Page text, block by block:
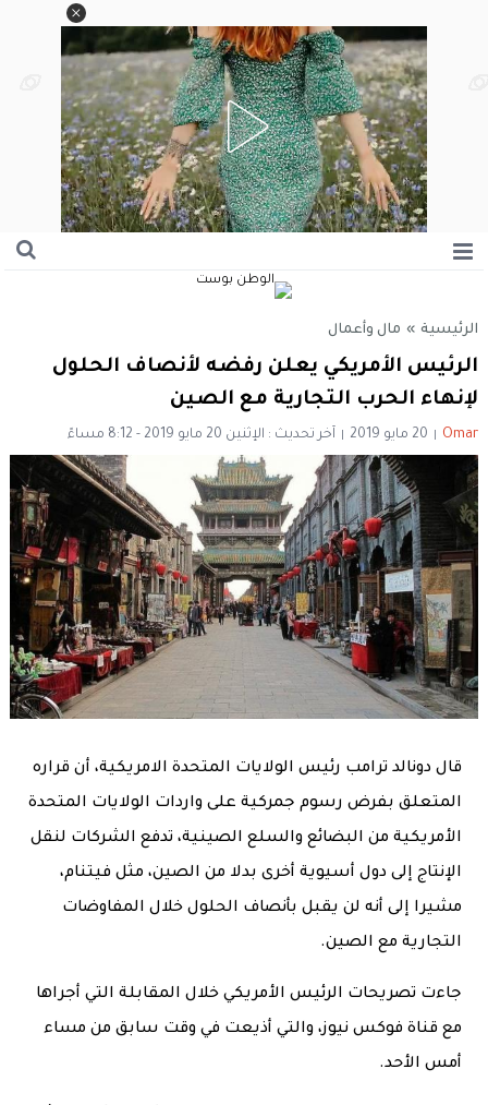
الرئيسية » مال وأعمال
الرئيس الأمريكي يعلن رفضه لأنصاف الحلول
لإنهاء الحرب التجارية مع الصين
Omar 20 مايو 2019 آخر تحديث : الإثنين 20 مايو 2019 - 8:12 مساءً
قال دونالد ترامب رئيس الولايات المتحدة الامريكية، أن قراره
المتعلق بفرض رسوم جمركية على واردات الولايات المتحدة
الأمريكية من البضائع والسلع الصينية، تدفع الشركات لنقل
الإنتاج إلى دول أسيوية أخرى بدلا من الصين، مثل فيتنام،
مشيرا إلى أنه لن يقبل بأنصاف الحلول خلال المفاوضات
التجارية مع الصين.
جاءت تصريحات الرئيس الأمريكي خلال المقابلة التي أجراها
مع قناة فوكس نيوز، والتي أذيعت في وقت سابق من مساء
أمس الأحد.